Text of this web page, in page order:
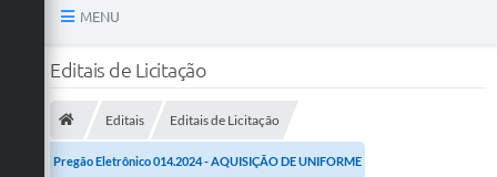
MENU
Principal
Editais de Licitação
Editais Editais de Licitação
Pregão Eletrônico 014.2024 - AQUISIÇÃO DE UNIFORME